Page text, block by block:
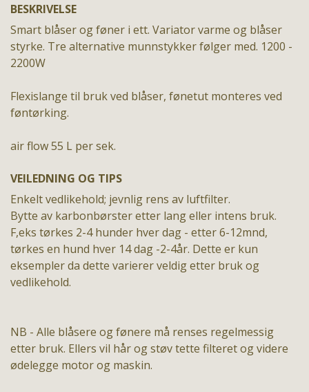
BESKRIVELSE
Smart blåser og føner i ett. Variator varme og blåser
styrke. Tre alternative munnstykker følger med. 1200 -
2200W
Flexislange til bruk ved blåser, fønetut monteres ved
føntørking.
air flow 55 L per sek.
VEILEDNING OG TIPS
Enkelt vedlikehold; jevnlig rens av luftfilter.
Bytte av karbonbørster etter lang eller intens bruk.
F,eks tørkes 2-4 hunder hver dag - etter 6-12mnd,
tørkes en hund hver 14 dag -2-4år. Dette er kun
eksempler da dette varierer veldig etter bruk og
vedlikehold.
NB - Alle blåsere og fønere må renses regelmessig
etter bruk. Ellers vil hår og støv tette filteret og videre
ødelegge motor og maskin.